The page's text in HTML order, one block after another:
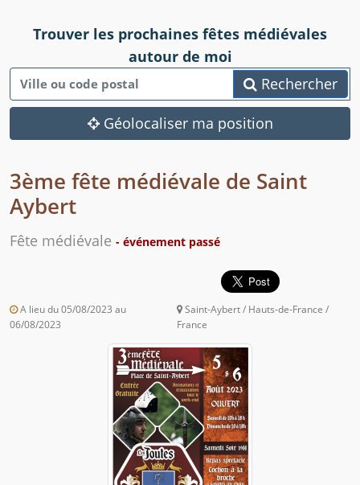
Trouver les prochaines fêtes médiévales
autour de moi
Rechercher
Géolocaliser ma position
3ème fête médiévale de Saint
Aybert
Fête médiévale - événement passé
A lieu du 05/08/2023 au
06/08/2023
Saint-Aybert / Hauts-de-France /
France